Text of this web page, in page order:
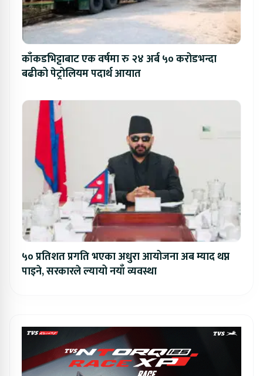
काँकडभिट्टाबाट एक वर्षमा रु २४ अर्ब ५० करोडभन्दा
बढीको पेट्रोलियम पदार्थ आयात
५० प्रतिशत प्रगति भएका अधुरा आयोजना अब म्याद थप्न
पाइने, सरकारले ल्यायो नयाँ व्यवस्था